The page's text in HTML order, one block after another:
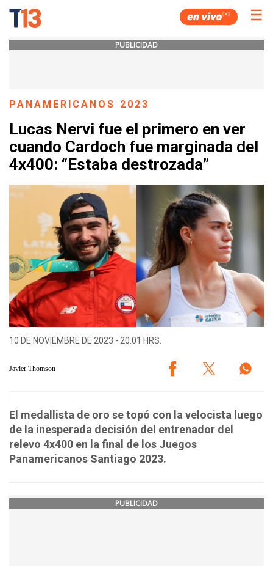
☰
PUBLICIDAD
PANAMERICANOS 2023
Lucas Nervi fue el primero en ver
cuando Cardoch fue marginada del
4x400: “Estaba destrozada”
10 DE NOVIEMBRE DE 2023 - 20:01 HRS.
Javier Thomson
El medallista de oro se topó con la velocista luego
de la inesperada decisión del entrenador del
relevo 4x400 en la final de los Juegos
Panamericanos Santiago 2023.
PUBLICIDAD